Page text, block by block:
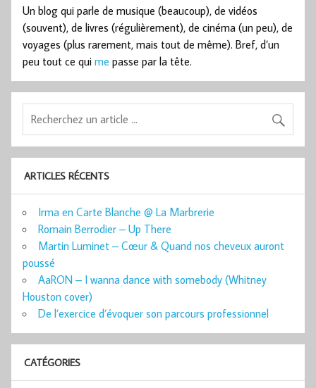
Un blog qui parle de musique (beaucoup), de vidéos
(souvent), de livres (régulièrement), de cinéma (un peu), de
voyages (plus rarement, mais tout de même). Bref, d’un
peu tout ce qui me passe par la tête.
ARTICLES RÉCENTS
Irma en Carte Blanche @ La Marbrerie
Romain Berrodier – Up There
Martin Luminet – Cœur & Quand nos cheveux auront
poussé
AaRON – I wanna dance with somebody (Whitney
Houston cover)
De l’exercice d’évoquer son parcours professionnel
CATÉGORIES